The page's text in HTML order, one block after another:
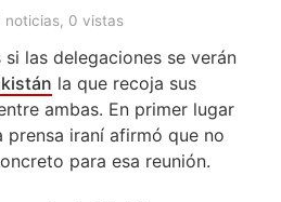
noticias, 0 vistas
las delegaciones se verán
la que recoja sus
ambas. En primer lugar
prensa iraní afirmó que no
para esa reunión.